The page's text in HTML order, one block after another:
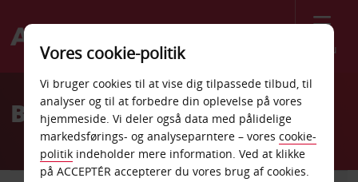
Menu
Welcome
AvisBilleje Rovereto Centrum
Vores cookie-politik
Vi bruger cookies til at vise dig tilpassede tilbud, til
analyser og til at forbedre din oplevelse på vores
hjemmeside. Vi deler også data med pålidelige
markedsførings- og analyseparntere – vores cookie-
politik indeholder mere information. Ved at klikke
på ACCEPTÉR accepterer du vores brug af cookies.